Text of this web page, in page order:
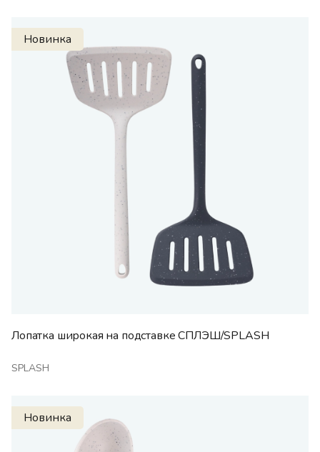
Новинка
Лопатка широкая на подставке СПЛЭШ/SPLASH
SPLASH
Новинка